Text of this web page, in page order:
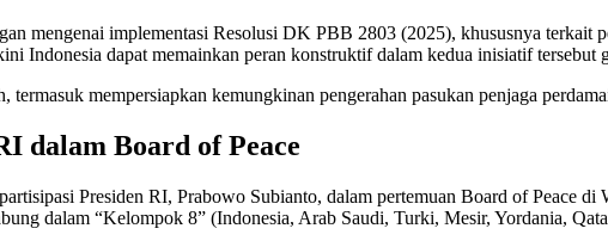
mengenai implementasi Resolusi DK PBB 2803 (2025), khususnya terkait
Indonesia dapat memainkan peran konstruktif dalam kedua inisiatif
mempersiapkan kemungkinan pengerahan pasukan penjaga
dalam Board of Peace
Presiden RI, Prabowo Subianto, dalam pertemuan Board of Peace
dalam “Kelompok 8” (Indonesia, Arab Saudi, Turki, Mesir, Yordania,